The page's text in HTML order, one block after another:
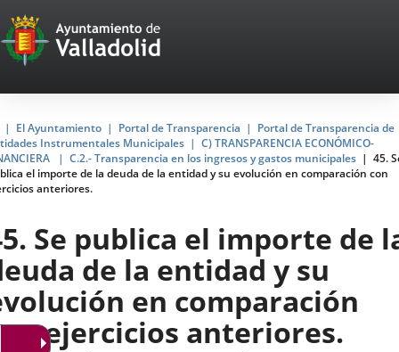
Portal
Web
del
Ayuntamiento
de
Valladolid
El Ayuntamiento Portal de Transparencia
Portal de Transparencia de
Instrumentales Municipales
C) TRANSPARENCIA ECONÓMICO-
C.2.- Transparencia en los ingresos y gastos municipales
45.
el importe de la deuda de la entidad y su evolución en comparación con
anteriores.
Se publica el importe de
de la entidad y su
en comparación
ejercicios anteriores.